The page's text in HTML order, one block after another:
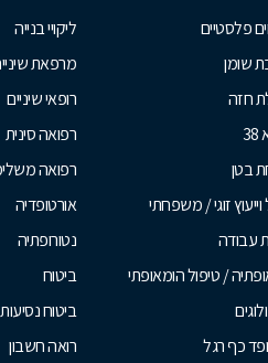
פלסטיים
שומן
חזה
בטן
וייעוץ זוגי / משפחתי
עבודה
/ טיפול הומאופתי
כף רגל
ליקויי בנייה
מרפאת
רופאי שיניים
רפואה סינית
רפואה
אורטופדיה
נטורופתיה
ביטוח
ביטוח
רואה חשבון